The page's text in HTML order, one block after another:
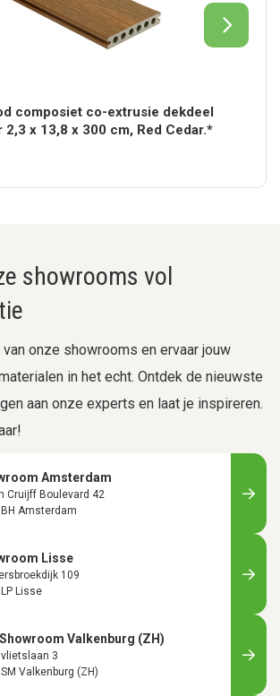
composiet co-extrusie dekdeel
x 13,8 x 300 cm, Red Cedar.*
showrooms vol
onze showrooms en ervaar jouw
in het echt. Ontdek de nieuwste
aan onze experts en laat je inspireren.
Amsterdam
Cruijff Boulevard 42
Amsterdam
Lisse
109
Lisse
Valkenburg (ZH)
3
Valkenburg (ZH)